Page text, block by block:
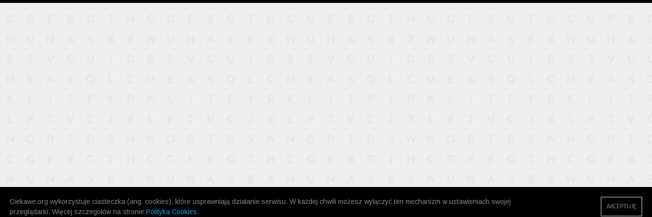
Ciekawe.org wykorzystuje ciasteczka (ang. cookies), które usprawniają działanie serwisu. W każdej chwili możesz wyłączyć ten mechanizm w ustawieniach swojej
przeglądarki. Więcej szczegołów na stronie Polityka Cookies.
AKCEPTUJĘ
KONTAKT